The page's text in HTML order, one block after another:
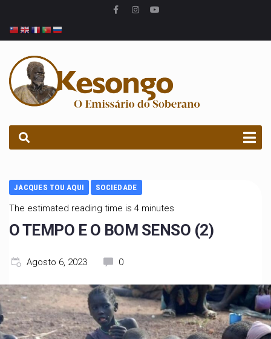
JACQUES TOU AQUI SOCIEDADE
The estimated reading time is 4 minutes
O TEMPO E O BOM SENSO (2)
Agosto 6, 2023 0
PROCURAR